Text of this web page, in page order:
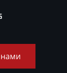
нами